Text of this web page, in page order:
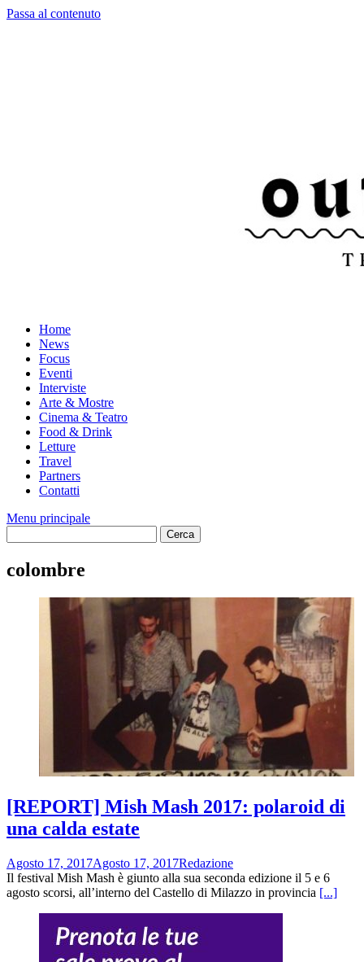
Passa al contenuto
Home
News
Focus
Eventi
Interviste
Arte & Mostre
Cinema & Teatro
Food & Drink
Letture
Travel
Partners
Contatti
Menu principale
colombre
[REPORT] Mish Mash 2017: polaroid di
una calda estate
Agosto 17, 2017Agosto 17, 2017Redazione
Il festival Mish Mash è giunto alla sua seconda edizione il 5 e 6
agosto scorsi, all’interno del Castello di Milazzo in provincia [...]